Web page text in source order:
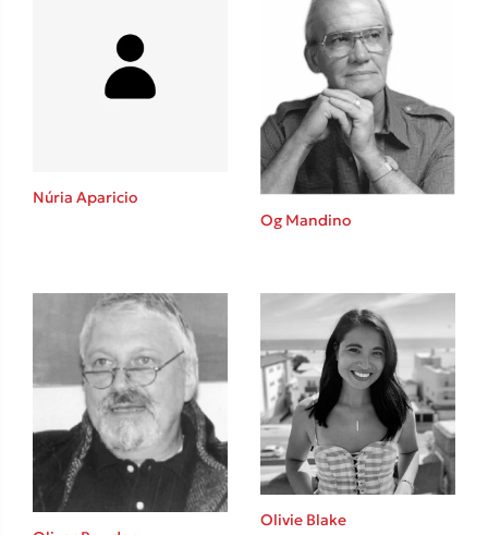
Κατρίνα Τσάνταλη
Mimi Matthews
Teo Benedetti
Cori Doerrfeld
Pierdomenico Baccalario
Δανάη Ιμπραχήμ
Δημοφιλή Άρθρα
3 βιβλία βασισμένα σε αληθινά γεγονότα!
Τεστ: Ποιο αστυνομικό βιβλίο σου ταιριάζει για το καλοκαίρι;
Núria Aparicio
Og Mandino
Olivie Blake